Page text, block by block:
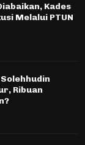
Kades
Melalui PTUN
Ribuan